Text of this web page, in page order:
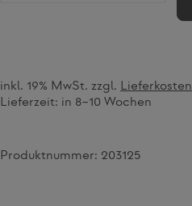
inkl. 19% MwSt. zzgl. Lieferkosten
Lieferzeit: in 8–10 Wochen
Produktnummer: 203125